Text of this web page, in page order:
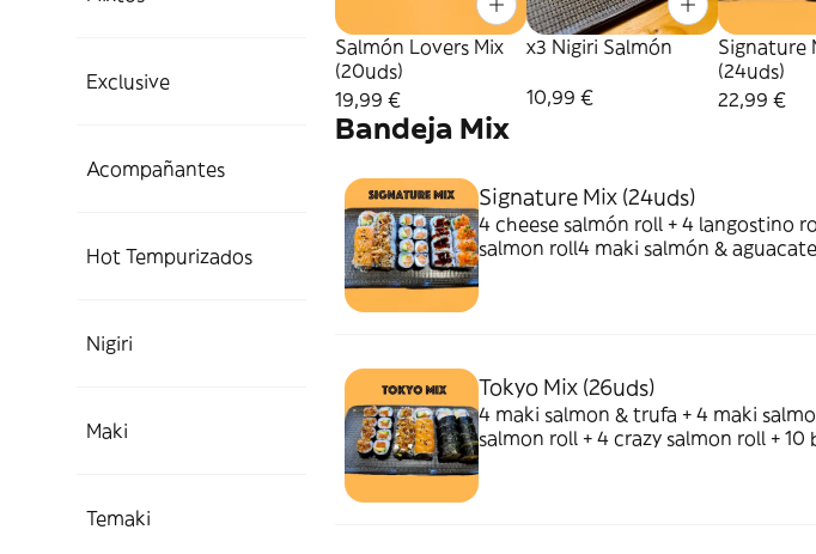
Exclusive
Acompañantes
Hot Tempurizados
Nigiri
Maki
Temaki
Salmón Lovers Mix
(20uds)
19,99 €
x3 Nigiri Salmón
10,99 €
Signature
(24uds)
22,99 €
Bandeja Mix
Signature Mix (24uds)
4 cheese salmón roll + 4 langostino
salmon roll4 maki salmón &
Tokyo Mix (26uds)
4 maki salmon & trufa + 4 maki
salmon roll + 4 crazy salmon roll +